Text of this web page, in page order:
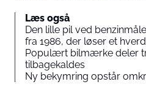
Læs også
Den lille pil ved
fra 1986, der løser et
Populært bilmærke deler
tilbagekaldes
Ny bekymring opstår